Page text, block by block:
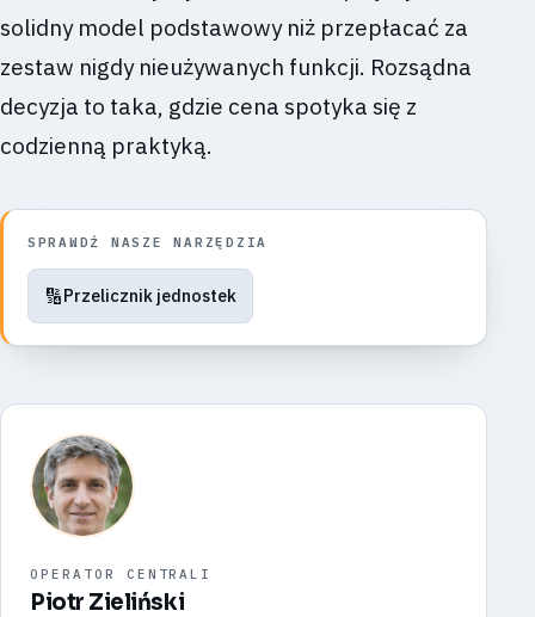
solidny model podstawowy niż przepłacać za
zestaw nigdy nieużywanych funkcji. Rozsądna
decyzja to taka, gdzie cena spotyka się z
codzienną praktyką.
SPRAWDŹ NASZE NARZĘDZIA
🔢Przelicznik jednostek
OPERATOR CENTRALI
Piotr Zieliński